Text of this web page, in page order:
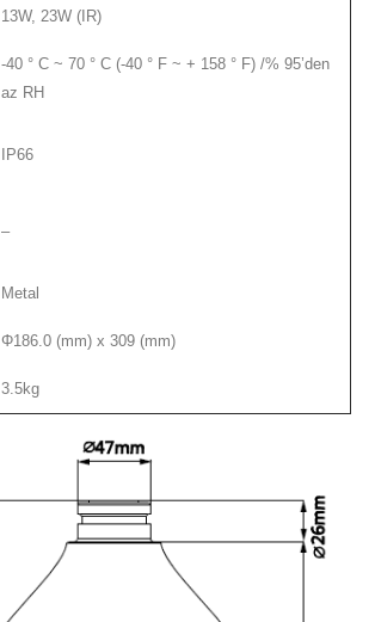
13W, 23W (IR)
-40 ° C ~ 70 ° C (-40 ° F ~ + 158 ° F) /% 95’den
az RH
IP66
–
Metal
Φ186.0 (mm) x 309 (mm)
3.5kg